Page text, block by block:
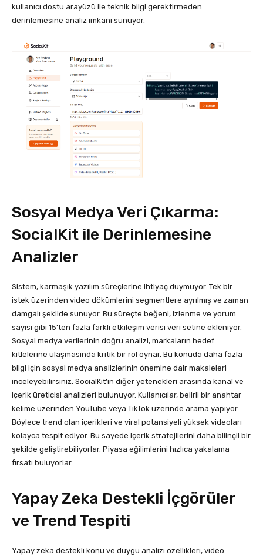
kullanıcı dostu arayüzü ile teknik bilgi gerektirmeden
derinlemesine analiz imkanı sunuyor.
Sosyal Medya Veri Çıkarma:
SocialKit ile Derinlemesine
Analizler
Sistem, karmaşık yazılım süreçlerine ihtiyaç duymuyor. Tek bir
istek üzerinden video dökümlerini segmentlere ayrılmış ve zaman
damgalı şekilde sunuyor. Bu süreçte beğeni, izlenme ve yorum
sayısı gibi 15’ten fazla farklı etkileşim verisi veri setine ekleniyor.
Sosyal medya verilerinin doğru analizi, markaların hedef
kitlelerine ulaşmasında kritik bir rol oynar. Bu konuda daha fazla
bilgi için sosyal medya analizlerinin önemine dair makaleleri
inceleyebilirsiniz. SocialKit’in diğer yetenekleri arasında kanal ve
içerik üreticisi analizleri bulunuyor. Kullanıcılar, belirli bir anahtar
kelime üzerinden YouTube veya TikTok üzerinde arama yapıyor.
Böylece trend olan içerikleri ve viral potansiyeli yüksek videoları
kolayca tespit ediyor. Bu sayede içerik stratejilerini daha bilinçli bir
şekilde geliştirebiliyorlar. Piyasa eğilimlerini hızlıca yakalama
fırsatı buluyorlar.
Yapay Zeka Destekli İçgörüler
ve Trend Tespiti
Yapay zeka destekli konu ve duygu analizi özellikleri, video